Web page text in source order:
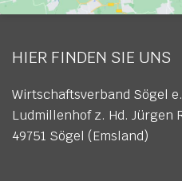
HIER FINDEN SIE UNS
Wirtschaftsverband Sögel e.
Ludmillenhof z. Hd. Jürgen
49751 Sögel (Emsland)